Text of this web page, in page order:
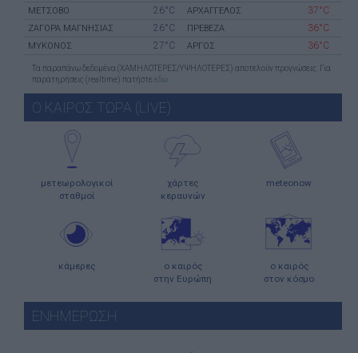
ΜΕΤΣΟΒΟ 26°C
ΖΑΓΟΡΑ ΜΑΓΝΗΣΙΑΣ 26°C
ΜΥΚΟΝΟΣ 27°C
ΑΡΧΑΓΓΕΛΟΣ 37°C
ΠΡΕΒΕΖΑ 36°C
ΑΡΓΟΣ 36°C
Τα παραπάνω δεδομένα (ΧΑΜΗΛΟΤΕΡΕΣ/ΥΨΗΛΟΤΕΡΕΣ) αποτελούν προγνώσεις. Για
παρατηρήσεις (realtime) πατήστε εδώ
Ο ΚΑΙΡΟΣ ΤΩΡΑ (LIVE)
μετεωρολογικοί
σταθμοί
χάρτες
κεραυνών
meteonow
κάμερες
ο καιρός
στην Ευρώπη
ο καιρός
στον κόσμο
ΕΝΗΜΕΡΩΣΗ